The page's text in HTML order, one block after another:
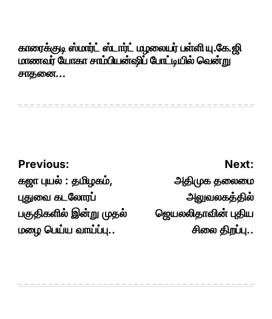
காரைக்குடி ஸ்மார்ட் ஸ்டார்ட் மழலையர் பள்ளி யு.கே.ஜி
மாணவர் யோகா சாம்பியன்ஷிப் போட்டியில் வென்று
சாதனை…
Post
navigation
Previous:
கஜா புயல் : தமிழகம்,
புதுவை கடலோரப்
பகுதிகளில் இன்று முதல்
மழை பெய்ய வாய்ப்பு..
Next:
அதிமுக தலைமை
அலுவலகத்தில்
ஜெயலலிதாவின் புதிய
சிலை திறப்பு..